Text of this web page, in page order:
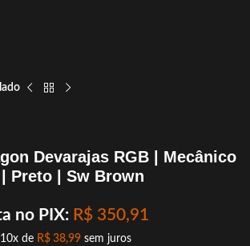
Devarajas RGB | Mecânico
Preto | Sw Brown
no PIX: R$ 350,91
de R$ 38,99 sem juros